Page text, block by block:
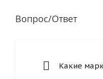
Вопрос/Ответ
Какие